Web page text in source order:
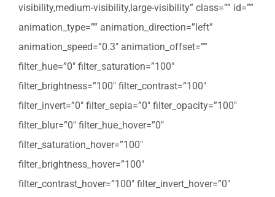
visibility,medium-visibility,large-visibility” class=”” id=””
animation_type=”” animation_direction=”left”
animation_speed=”0.3″ animation_offset=””
filter_hue=”0″ filter_saturation=”100″
filter_brightness=”100″ filter_contrast=”100″
filter_invert=”0″ filter_sepia=”0″ filter_opacity=”100″
filter_blur=”0″ filter_hue_hover=”0″
filter_saturation_hover=”100″
filter_brightness_hover=”100″
filter_contrast_hover=”100″ filter_invert_hover=”0″